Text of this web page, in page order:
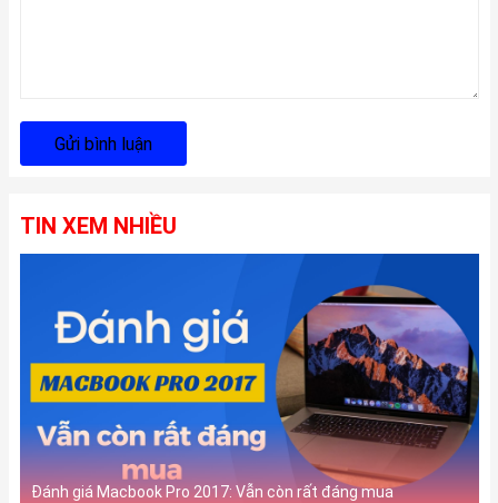
Gửi bình luận
TIN XEM NHIỀU
Đánh giá Macbook Pro 2017: Vẫn còn rất đáng mua